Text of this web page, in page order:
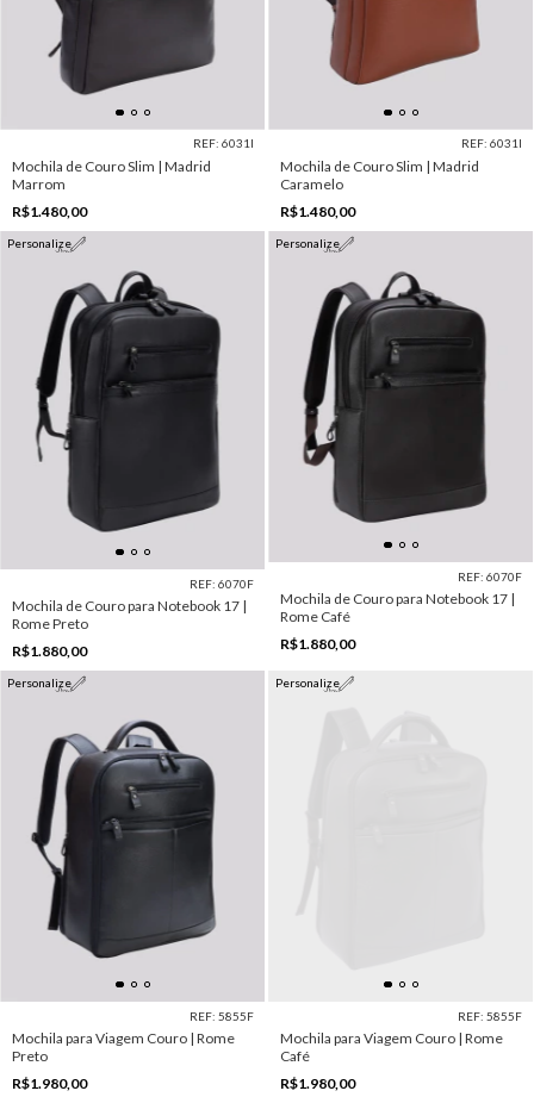
REF: 6031I
Mochila de Couro Slim | Madrid
Marrom
R$1.480,00
REF: 6031I
Mochila de Couro Slim | Madrid
Caramelo
R$1.480,00
Personalize
REF: 6070F
Mochila de Couro para Notebook 17 |
Rome Preto
R$1.880,00
Personalize
REF: 6070F
Mochila de Couro para Notebook 17 |
Rome Café
R$1.880,00
Personalize
REF: 5855F
Mochila para Viagem Couro | Rome
Preto
R$1.980,00
Personalize
REF: 5855F
Mochila para Viagem Couro | Rome
Café
R$1.980,00